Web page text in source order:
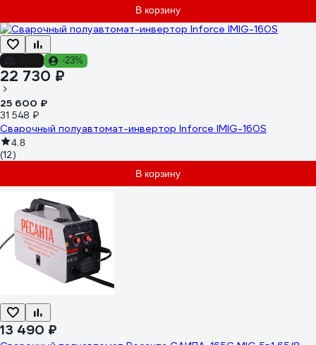
В корзину
-23%
22 730 ₽
25 600 ₽
31 548 ₽
Сварочный полуавтомат-инвертор Inforce IMIG-160S
4.8
(12)
В корзину
13 490 ₽